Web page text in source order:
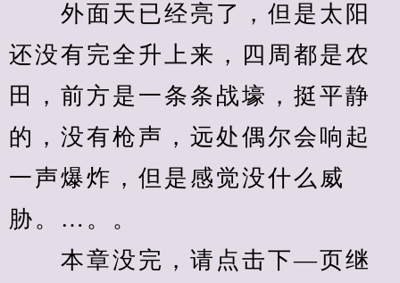
外面天已经亮了，但是太阳
还没有完全升上来，四周都是农
田，前方是一条条战壕，挺平静
的，没有枪声，远处偶尔会响起
一声爆炸，但是感觉没什么威
胁。…。。
本章没完，请点击下—页继